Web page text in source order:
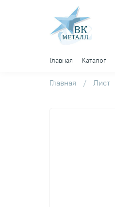
Главная Каталог
Главная Лист